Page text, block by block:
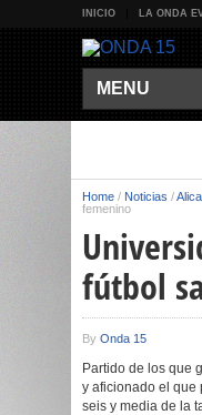
INICIO LA ONDA
MENU
Home / Noticias /
femenino
fútbol
By Onda 15
Partido de los que
y aficionado el que
seis y media de la